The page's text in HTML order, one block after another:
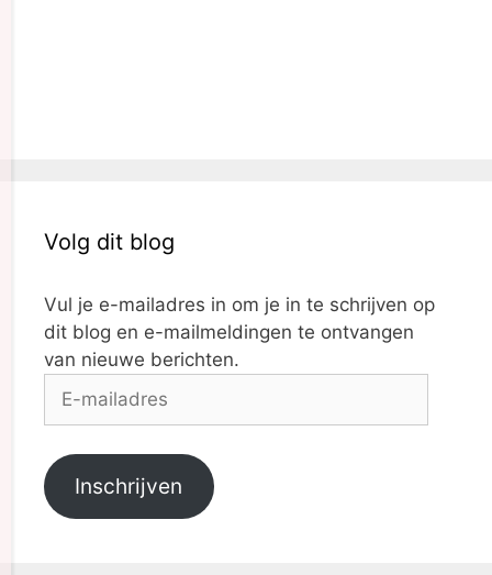
Volg dit blog
Vul je e-mailadres in om je in te schrijven op
dit blog en e-mailmeldingen te ontvangen
van nieuwe berichten.
Inschrijven